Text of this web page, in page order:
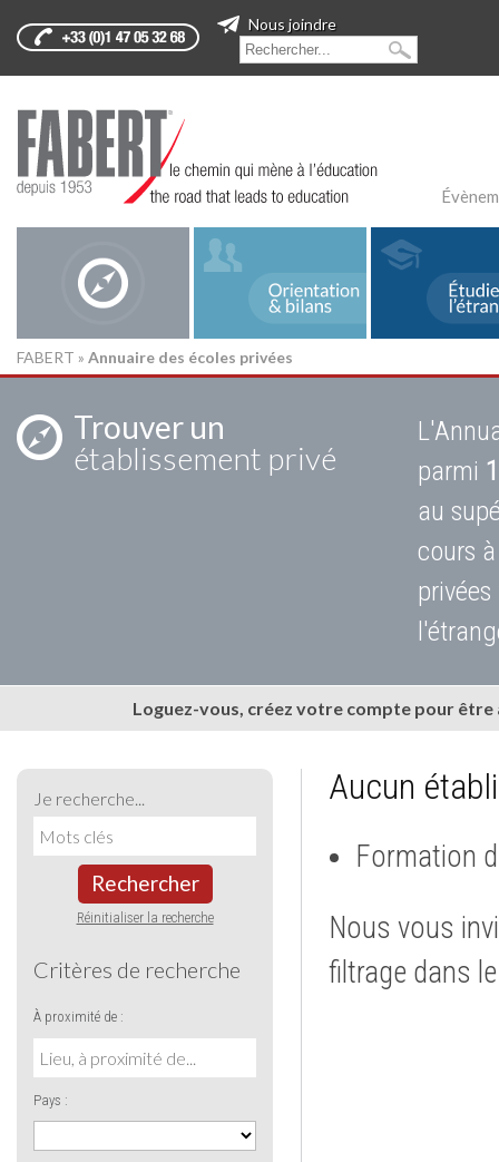
Nous joindre
FABERT » Annuaire des écoles privées
Trouver un
établissement privé
parmi
au
cours
Loguez-vous, créez votre compte pour
Je recherche...
Rechercher
Réinitialiser la recherche
Critères de recherche
À proximité de :
Pays :
Aucun
Formation
Nous vous
filtrage dans